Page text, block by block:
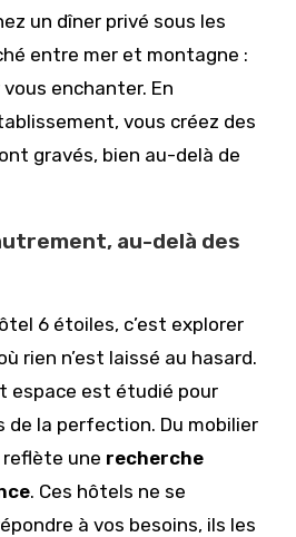
un dîner privé sous les
entre mer et montagne :
enchanter. En
vous créez des
gravés, bien au-delà de
au-delà des
6 étoiles, c’est explorer
rien n’est laissé au hasard.
espace est étudié pour
de la perfection. Du mobilier
une recherche
. Ces hôtels ne se
à vos besoins, ils les